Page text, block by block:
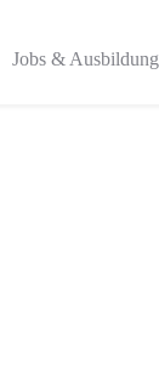
Jobs & Ausbildung